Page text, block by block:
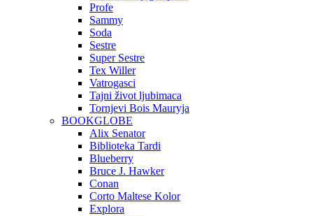
Profe
Sammy
Soda
Sestre
Super Sestre
Tex Willer
Vatrogasci
Tajni život ljubimaca
Tornjevi Bois Mauryja
BOOKGLOBE
Alix Senator
Biblioteka Tardi
Blueberry
Bruce J. Hawker
Conan
Corto Maltese Kolor
Explora